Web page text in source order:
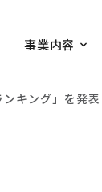
事業内容
キング」を発